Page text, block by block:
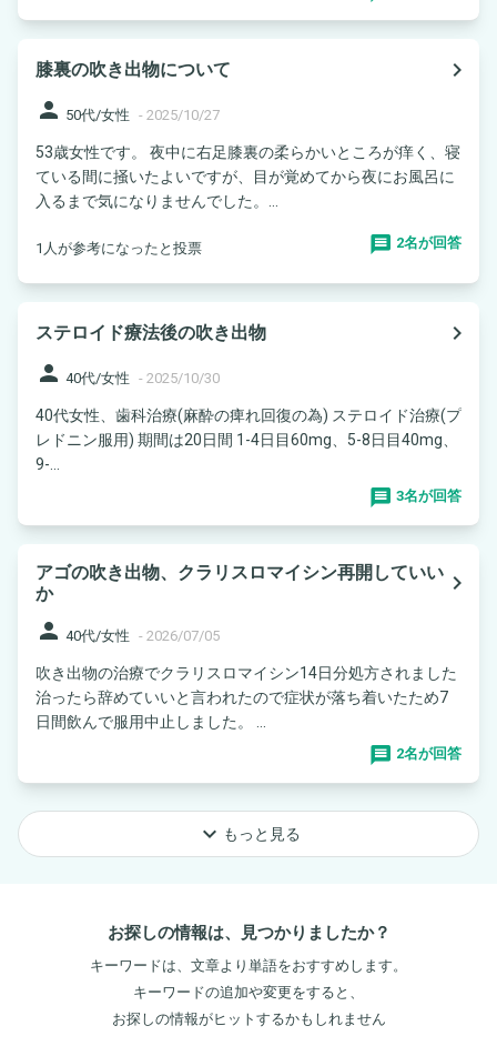
膝裏の吹き出物について
navigate_next
person 50代/女性 - 2025/10/27
53歳女性です。 夜中に右足膝裏の柔らかいところが痒く、寝
ている間に掻いたよいですが、目が覚めてから夜にお風呂に
入るまで気になりませんでした。...
1人が参考になったと投票 2名が回答
ステロイド療法後の吹き出物
navigate_next
person 40代/女性 - 2025/10/30
40代女性、歯科治療(麻酔の痺れ回復の為) ステロイド治療(プ
レドニン服用) 期間は20日間 1-4日目60mg、5-8日目40mg、
9-...
3名が回答
アゴの吹き出物、クラリスロマイシン再開していい
か
navigate_next
person 40代/女性 - 2026/07/05
吹き出物の治療でクラリスロマイシン14日分処方されました
治ったら辞めていいと言われたので症状が落ち着いたため7
日間飲んで服用中止しました。 ...
2名が回答
keyboard_arrow_down もっと見る
お探しの情報は、見つかりましたか？
キーワードは、文章より単語をおすすめします。
キーワードの追加や変更をすると、
お探しの情報がヒットするかもしれません